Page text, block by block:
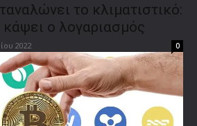
το κλιματιστικό:
κάψει ο λογαριασμός
2022 0